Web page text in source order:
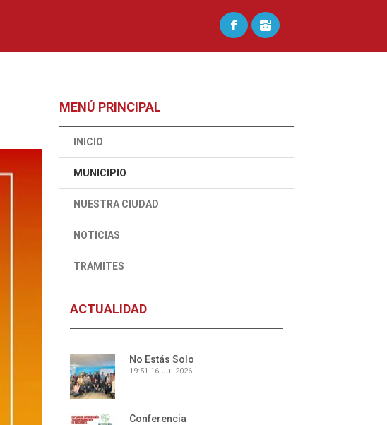
MENÚ PRINCIPAL
INICIO
MUNICIPIO
NUESTRA CIUDAD
NOTICIAS
TRÁMITES
ACTUALIDAD
No Estás Solo
19:51 16 Jul 2026
Conferencia